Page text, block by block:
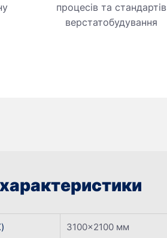
процесів та стандартів
верстатобудування
характеристики
3100×2100 мм